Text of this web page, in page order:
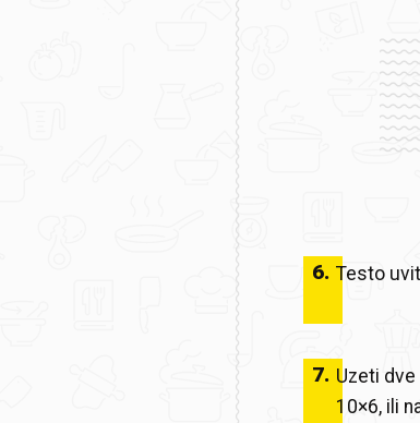
6. Testo
7. Uzeti
10×6, ili